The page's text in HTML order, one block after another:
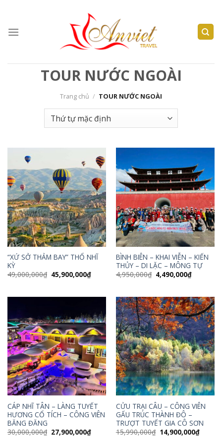
content
TOUR NƯỚC NGOÀI
Trang chủ / TOUR NƯỚC NGOÀI
“XỨ SỞ THẢM BAY” THỔ NHĨ
KỲ
49,000,000₫ Giá
gốc
45,900,000₫Giá
hiện
45,900,000₫.
BÌNH BIÊN – KHAI VIỄN – KIẾN
THỦY – DI LẶC – MÔNG TỰ
4,950,000₫ Giá
gốc
4,490,000₫Giá
hiện
CÁP NHĨ TÂN – LÀNG TUYẾT
HƯƠNG CỔ TÍCH – CÔNG VIÊN
BĂNG ĐĂNG
30,000,000₫ Giá
gốc
27,900,000₫Giá
hiện
CỬU TRẠI CÂU – CÔNG VIÊN
GẤU TRÚC THÀNH ĐÔ –
TRƯỢT TUYẾT GIA CÔ SƠN
15,990,000₫ Giá
gốc
14,900,000₫Giá
hiện